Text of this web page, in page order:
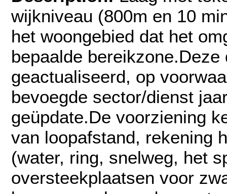
wijkniveau (800m en 10
het woongebied dat het
bepaalde
geactualiseerd, op
bevoegde sector/dienst
geüpdate.De voorziening
van loopafstand, rekening
(water, ring, snelweg, het
oversteekplaatsen voor